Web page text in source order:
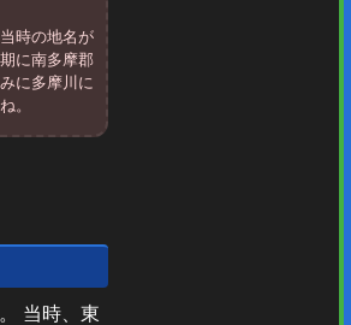
時の地名が
に南多摩郡
に多摩川に
。
当時、東